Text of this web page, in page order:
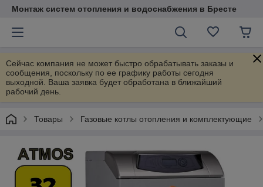
Монтаж систем отопления и водоснабжения в Бресте
Сейчас компания не может быстро обрабатывать заказы и
сообщения, поскольку по ее графику работы сегодня
выходной. Ваша заявка будет обработана в ближайший
рабочий день.
Товары Газовые котлы отопления и комплектующие